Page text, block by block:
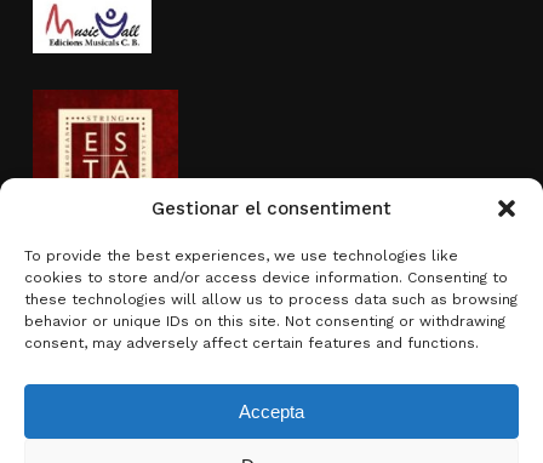
Gestionar el consentiment
To provide the best experiences, we use technologies like
cookies to store and/or access device information. Consenting to
these technologies will allow us to process data such as browsing
behavior or unique IDs on this site. Not consenting or withdrawing
consent, may adversely affect certain features and functions.
Accepta
Actividad subvencionada por